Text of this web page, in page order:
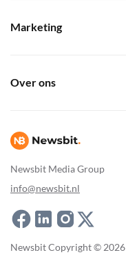
Newsbit Media Group
info@newsbit.nl
Marketing
Over ons
Newsbit Copyright © 2026